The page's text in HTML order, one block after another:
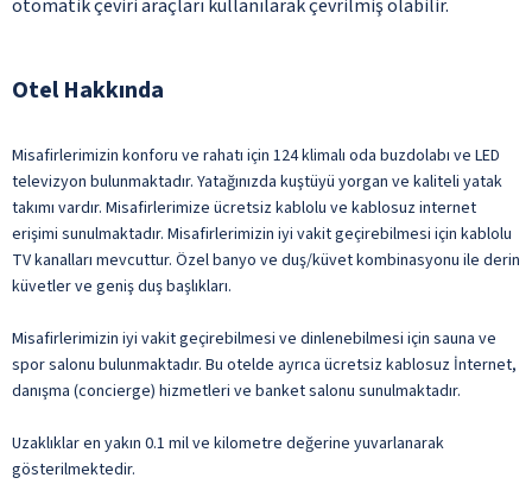
otomatik çeviri araçları kullanılarak çevrilmiş olabilir.
Otel Hakkında
Misafirlerimizin konforu ve rahatı için 124 klimalı oda buzdolabı ve LED
televizyon bulunmaktadır. Yatağınızda kuştüyü yorgan ve kaliteli yatak
takımı vardır. Misafirlerimize ücretsiz kablolu ve kablosuz internet
erişimi sunulmaktadır. Misafirlerimizin iyi vakit geçirebilmesi için kablolu
TV kanalları mevcuttur. Özel banyo ve duş/küvet kombinasyonu ile derin
küvetler ve geniş duş başlıkları.
Misafirlerimizin iyi vakit geçirebilmesi ve dinlenebilmesi için sauna ve
spor salonu bulunmaktadır. Bu otelde ayrıca ücretsiz kablosuz İnternet,
danışma (concierge) hizmetleri ve banket salonu sunulmaktadır.
Uzaklıklar en yakın 0.1 mil ve kilometre değerine yuvarlanarak
gösterilmektedir.